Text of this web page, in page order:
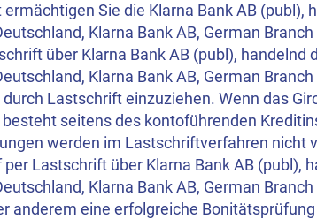
Sie die Klarna Bank AB (publ),
Klarna Bank AB, German
über Klarna Bank AB (publ), handelnd
Klarna Bank AB, German
Lastschrift einzuziehen. Wenn das
seitens des kontoführenden
werden im Lastschriftverfahren nicht
Lastschrift über Klarna Bank AB (publ),
Klarna Bank AB, German
anderem eine erfolgreiche